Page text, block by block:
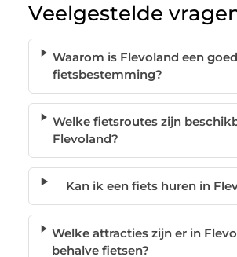
Veelgestelde
Waarom is Flevoland een goed
fietsbestemming?
Welke fietsroutes zijn
Flevoland?
Kan ik een fiets huren in
Welke attracties zijn er in
behalve fietsen?